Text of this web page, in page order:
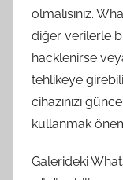
olmalısınız.
diğer verilerle
hacklenirse
tehlikeye
cihazınızı
kullanmak
Galerideki